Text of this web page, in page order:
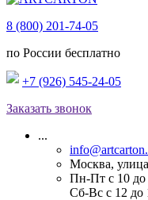
8 (800) 201-74-05
по России бесплатно
+7 (926) 545-24-05
Заказать звонок
...
Москва,
Пн-Пт с 10 до
Сб-Вс с 12 до